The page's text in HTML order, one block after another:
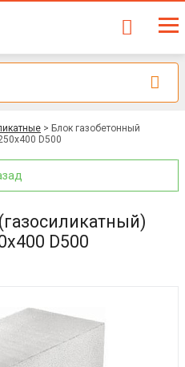
> Блок газобетонный
D500
D500